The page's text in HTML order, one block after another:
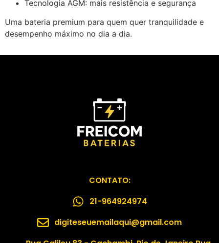
Tecnologia AGM: mais resistência e segurança
Uma bateria premium para quem quer tranquilidade e
desempenho máximo no dia a dia.
CONTATO:
21-964924974
digiteseuemailaqui@gmail.com